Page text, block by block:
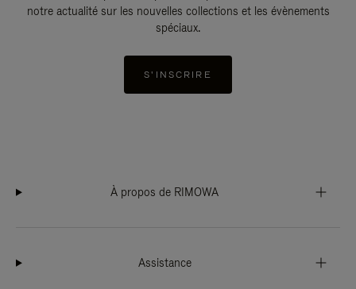
notre actualité sur les nouvelles collections et les évènements
spéciaux.
S'INSCRIRE
À propos de RIMOWA
Assistance